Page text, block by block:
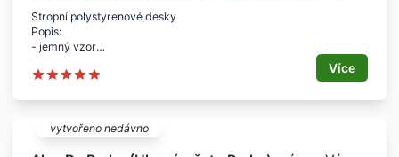
Stropní polystyrenové desky
Popis:
- jemný vzor
- Praha 4 - Krč
- cca 20 m2
Více
vytvořeno nedávno